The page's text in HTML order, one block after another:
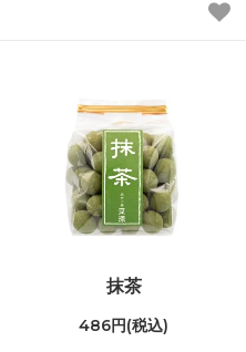
抹茶
486円(税込)